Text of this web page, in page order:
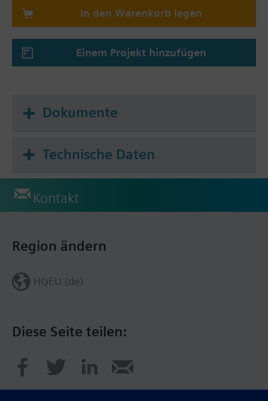
In den Warenkorb legen
Einem Projekt hinzufügen
Dokumente
Technische Daten
Kontakt
Diese Seite teilen:
Region ändern
HQEU (de)